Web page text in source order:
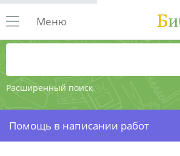
Расширенный поиск
Меню
Помощь в написании работ